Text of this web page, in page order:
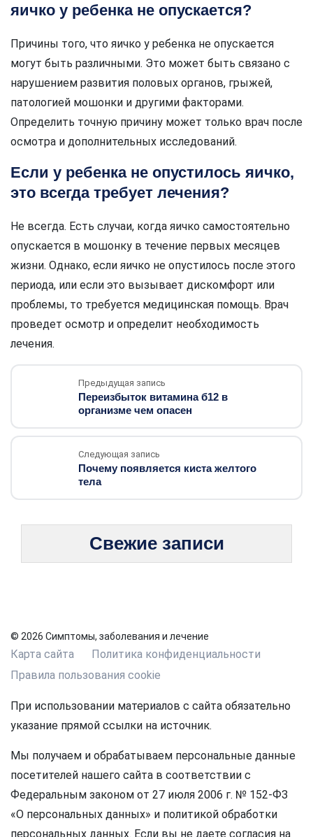
яичко у ребенка не опускается?
Причины того, что яичко у ребенка не опускается
могут быть различными. Это может быть связано с
нарушением развития половых органов, грыжей,
патологией мошонки и другими факторами.
Определить точную причину может только врач после
осмотра и дополнительных исследований.
Если у ребенка не опустилось яичко,
это всегда требует лечения?
Не всегда. Есть случаи, когда яичко самостоятельно
опускается в мошонку в течение первых месяцев
жизни. Однако, если яичко не опустилось после этого
периода, или если это вызывает дискомфорт или
проблемы, то требуется медицинская помощь. Врач
проведет осмотр и определит необходимость
лечения.
Предыдущая запись
Переизбыток витамина б12 в
организме чем опасен
Следующая запись
Почему появляется киста желтого
тела
Свежие записи
© 2026 Симптомы, заболевания и лечение
Карта сайта
Политика конфиденциальности
Правила пользования cookie
При использовании материалов с сайта обязательно
указание прямой ссылки на источник.
Мы получаем и обрабатываем персональные данные
посетителей нашего сайта в соответствии с
Федеральным законом от 27 июля 2006 г. № 152-ФЗ
«О персональных данных» и политикой обработки
персональных данных. Если вы не даете согласия на